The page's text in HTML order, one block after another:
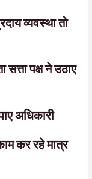
व्यवस्था तो
पक्ष ने उठाए
अधिकारी
कर रहे मात्र